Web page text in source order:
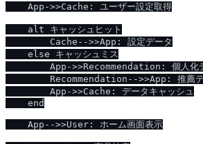
    App->>Cache: ユーザー設定取得
    alt キャッシュヒット
        Cache-->>App: 設定データ
    else キャッシュミス
App->>Recommendation: 個人化
Recommendation-->>App: 推薦デ
        App->>Cache: データキャッシュ
    end
    App-->>User: ホーム画面表示